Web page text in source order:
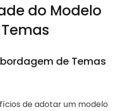
do Modelo
de Temas
de adotar um modelo